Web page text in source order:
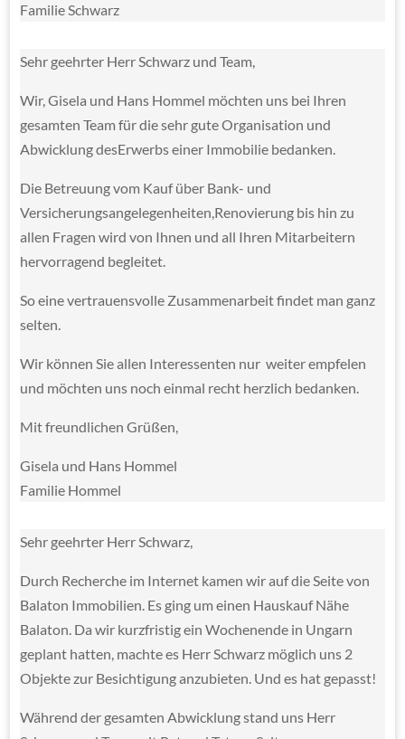
Familie Schwarz
Sehr geehrter Herr Schwarz und Team,
Wir, Gisela und Hans Hommel möchten uns bei Ihren
gesamten Team für die sehr gute Organisation und
Abwicklung desErwerbs einer Immobilie bedanken.
Die Betreuung vom Kauf über Bank- und
Versicherungsangelegenheiten,Renovierung bis hin zu
allen Fragen wird von Ihnen und all Ihren Mitarbeitern
hervorragend begleitet.
So eine vertrauensvolle Zusammenarbeit findet man ganz
selten.
Wir können Sie allen Interessenten nur weiter empfelen
und möchten uns noch einmal recht herzlich bedanken.
Mit freundlichen Grüßen,
Gisela und Hans Hommel
Familie Hommel
Sehr geehrter Herr Schwarz,
Durch Recherche im Internet kamen wir auf die Seite von
Balaton Immobilien. Es ging um einen Hauskauf Nähe
Balaton. Da wir kurzfristig ein Wochenende in Ungarn
geplant hatten, machte es Herr Schwarz möglich uns 2
Objekte zur Besichtigung anzubieten. Und es hat gepasst!
Während der gesamten Abwicklung stand uns Herr